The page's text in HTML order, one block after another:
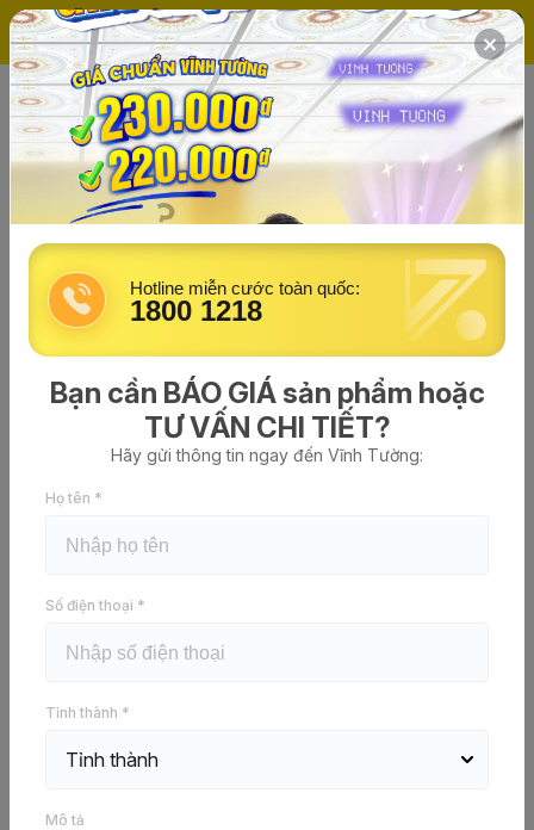
Hotline miễn cước toàn quốc:
1800 1218
Bạn cần BÁO GIÁ sản phẩm hoặc
TƯ VẤN CHI TIẾT?
Hãy gửi thông tin ngay đến Vĩnh Tường:
Họ tên *
Số điện thoại *
Tỉnh thành *
Mô tả
(0)
Trang chủ Tin tức về Vĩnh Tường
vinhtuongđăng vào lúc 16/12/2025 - 16:31
75+ mẫu nhà gác lửng 3 phòng
ngủ đẹp, hiện đại, chi phí thấp
2026
Trần thạch cao Vĩnh Tường – Siêu
Báo giá ngay